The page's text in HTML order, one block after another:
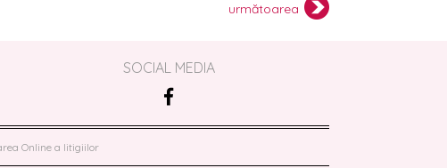
următoarea
SOCIAL MEDIA
Online a litigiilor